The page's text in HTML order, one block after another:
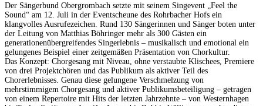
Der Sängerbund Obergrombach setzte mit seinem Singevent „Feel the
Sound“ am 12. Juli in der Eventscheune des Rohrbacher Hofs ein
klangvolles Ausrufezeichen. Rund 130 Sängerinnen und Sänger boten unter
der Leitung von Matthias Böhringer mehr als 300 Gästen ein
generationenübergreifendes Singerlebnis – musikalisch und emotional ein
gelungenes Beispiel einer zeitgemäßen Präsentation von Chorkultur.
Das Konzept: Chorgesang mit Niveau, ohne verstaubte Klischees, Premiere
von drei Projektchören und das Publikum als aktiver Teil des
Chorerlebnisses. Genau diese gelungene Verschmelzung von
mehrstimmigem Chorgesang und aktiver Publikumsbeteiligung – getragen
von einem Repertoire mit Hits der letzten Jahrzehnte – von Westernhagen